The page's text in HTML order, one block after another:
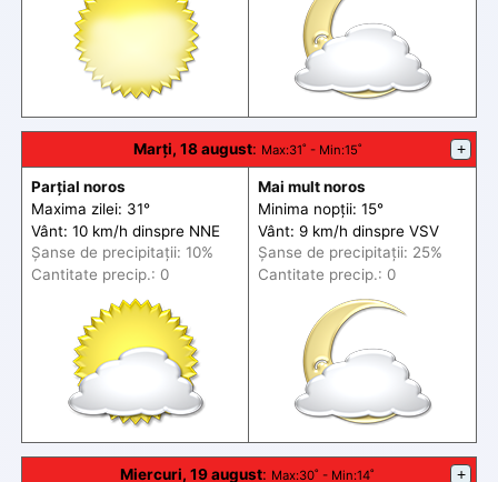
Marți, 18 august: Max:31˚ - Min:15˚ +
Parțial noros
Maxima zilei: 31°
Vânt: 10 km/h dinspre NNE
Șanse de precipitații: 10%
Cantitate precip.: 0
Mai mult noros
Minima nopții: 15°
Vânt: 9 km/h dinspre VSV
Șanse de precipitații: 25%
Cantitate precip.: 0
Miercuri, 19 august: Max:30˚ - Min:14˚ +